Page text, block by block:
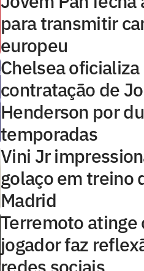
para transmitir
europeu
Chelsea oficializa
contratação de
Henderson por
temporadas
Vini Jr
golaço em treino
Madrid
Terremoto atinge
jogador faz